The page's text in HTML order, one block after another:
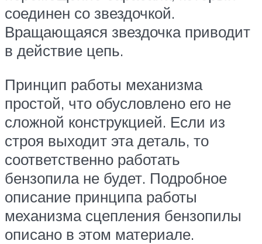
соединен со звездочкой.
Вращающаяся звездочка приводит
в действие цепь.
Принцип работы механизма
простой, что обусловлено его не
сложной конструкцией. Если из
строя выходит эта деталь, то
соответственно работать
бензопила не будет. Подробное
описание принципа работы
механизма сцепления бензопилы
описано в этом материале.